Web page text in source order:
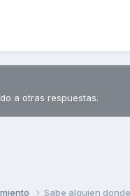
a otras respuestas.
Sabe alguien